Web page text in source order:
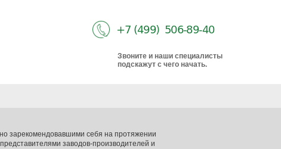
Звоните и наши специалисты
подскажут с чего начать.
зарекомендовавшими себя на протяжении
заводов-производителей и